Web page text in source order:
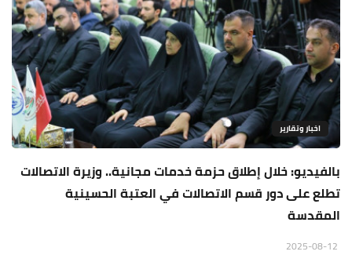
اخبار وتقارير
بالفيديو: خلال إطلاق حزمة خدمات مجانية.. وزيرة الاتصالات
تطلع على دور قسم الاتصالات في العتبة الحسينية
المقدسة